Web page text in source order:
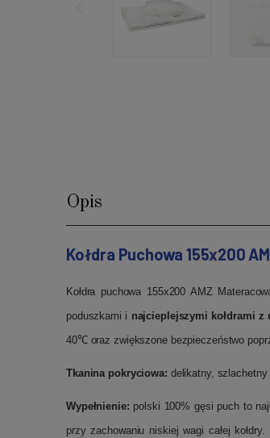
Opis
Kołdra Puchowa 155x200
Kołdra puchowa 155x200 AMZ
poduszkami i najcieplejszymi kołdrami z
40℃ oraz zwiększone bezpieczeństwo
Tkanina pokryciowa: delikatny, szlachetny
Wypełnienie: polski 100% gęsi puch to
przy zachowaniu niskiej wagi całej